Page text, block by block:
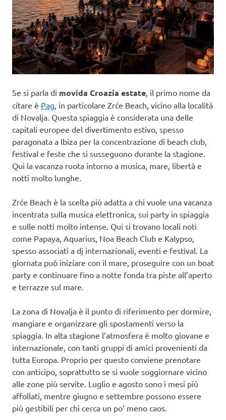
Se si parla di movida Croazia estate, il primo nome da
citare è Pag, in particolare Zrće Beach, vicino alla località
di Novalja. Questa spiaggia è considerata una delle
capitali europee del divertimento estivo, spesso
paragonata a Ibiza per la concentrazione di beach club,
festival e feste che si susseguono durante la stagione.
Qui la vacanza ruota intorno a musica, mare, libertà e
notti molto lunghe.
Zrće Beach è la scelta più adatta a chi vuole una vacanza
incentrata sulla musica elettronica, sui party in spiaggia
e sulle notti molto intense. Qui si trovano locali noti
come Papaya, Aquarius, Noa Beach Club e Kalypso,
spesso associati a dj internazionali, eventi e festival. La
giornata può iniziare con il mare, proseguire con un boat
party e continuare fino a notte fonda tra piste all’aperto
e terrazze sul mare.
La zona di Novalja è il punto di riferimento per dormire,
mangiare e organizzare gli spostamenti verso la
spiaggia. In alta stagione l’atmosfera è molto giovane e
internazionale, con tanti gruppi di amici provenienti da
tutta Europa. Proprio per questo conviene prenotare
con anticipo, soprattutto se si vuole soggiornare vicino
alle zone più servite. Luglio e agosto sono i mesi più
affollati, mentre giugno e settembre possono essere
più gestibili per chi cerca un po’ meno caos.